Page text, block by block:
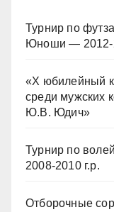
Турнир по
Юноши — 2012-
«Х юбилейный
среди мужских
Ю.В. Юдич»
Турнир по
2008-2010 г.р.
Отборочные